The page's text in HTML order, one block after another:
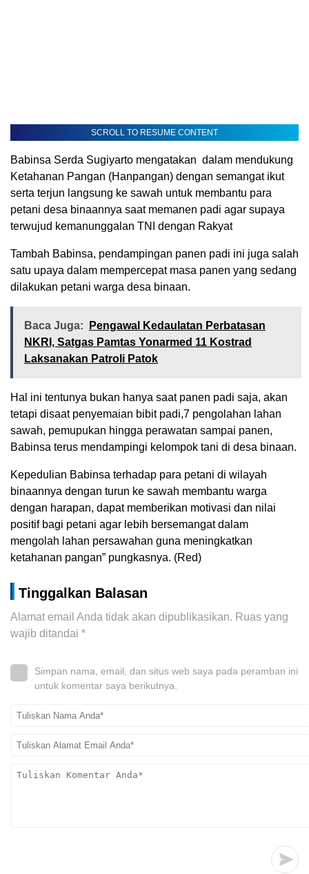
SCROLL TO RESUME CONTENT
Babinsa Serda Sugiyarto mengatakan dalam mendukung
Ketahanan Pangan (Hanpangan) dengan semangat ikut
serta terjun langsung ke sawah untuk membantu para
petani desa binaannya saat memanen padi agar supaya
terwujud kemanunggalan TNI dengan Rakyat
Tambah Babinsa, pendampingan panen padi ini juga salah
satu upaya dalam mempercepat masa panen yang sedang
dilakukan petani warga desa binaan.
Baca Juga:
Pengawal Kedaulatan Perbatasan
NKRI, Satgas Pamtas Yonarmed 11 Kostrad
Laksanakan Patroli Patok
Hal ini tentunya bukan hanya saat panen padi saja, akan
tetapi disaat penyemaian bibit padi,7 pengolahan lahan
sawah, pemupukan hingga perawatan sampai panen,
Babinsa terus mendampingi kelompok tani di desa binaan.
Kepedulian Babinsa terhadap para petani di wilayah
binaannya dengan turun ke sawah membantu warga
dengan harapan, dapat memberikan motivasi dan nilai
positif bagi petani agar lebih bersemangat dalam
mengolah lahan persawahan guna meningkatkan
ketahanan pangan” pungkasnya. (Red)
Tinggalkan Balasan
Alamat email Anda tidak akan dipublikasikan. Ruas yang
wajib ditandai *
Simpan nama, email, dan situs web saya pada peramban ini
untuk komentar saya berikutnya.